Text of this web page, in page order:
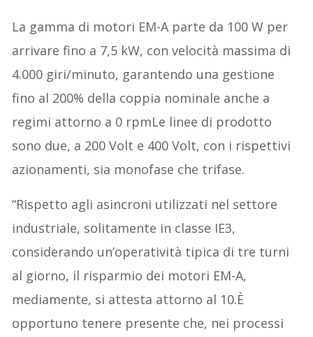
La gamma di motori EM-A parte da 100 W per
arrivare fino a 7,5 kW, con velocità massima di
4.000 giri/minuto, garantendo una gestione
fino al 200% della coppia nominale anche a
regimi attorno a 0 rpmLe linee di prodotto
sono due, a 200 Volt e 400 Volt, con i rispettivi
azionamenti, sia monofase che trifase.
“Rispetto agli asincroni utilizzati nel settore
industriale, solitamente in classe IE3,
considerando un’operatività tipica di tre turni
al giorno, il risparmio dei motori EM-A,
mediamente, si attesta attorno al 10.È
opportuno tenere presente che, nei processi